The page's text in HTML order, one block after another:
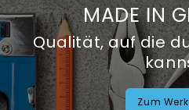
MADE IN
Qualität, auf die
Zum